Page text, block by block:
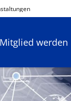
Mitglied werden